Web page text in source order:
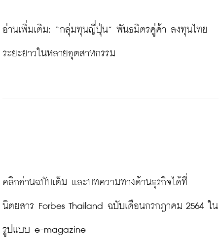
อ่านเพิ่มเติม: “กลุ่มทุนญี่ปุ่น” พันธมิตรคู่ค้า ลงทุนไทย
ระยะยาวในหลายอุตสาหกรรม
คลิกอ่านฉบับเต็ม และบทความทางด้านธุรกิจได้ที่
นิตยสาร Forbes Thailand ฉบับเดือนกรกฎาคม 2564 ใน
รูปแบบ e-magazine